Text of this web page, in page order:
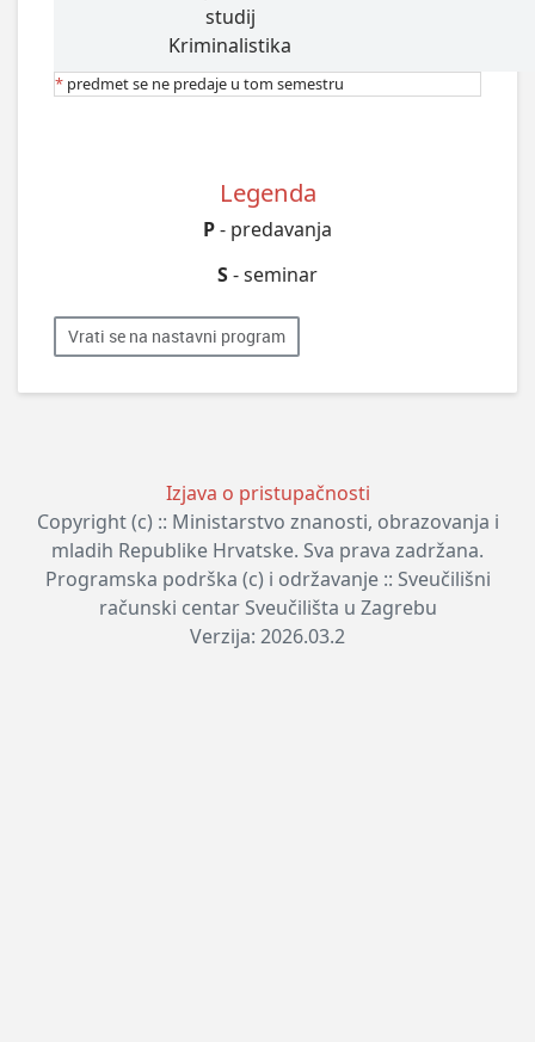
studij
Kriminalistika
* predmet se ne predaje u tom semestru
Legenda
P- predavanja
S- seminar
Vrati se na nastavni program
Izjava o pristupačnosti
Copyright (c) :: Ministarstvo znanosti, obrazovanja i
mladih Republike Hrvatske. Sva prava zadržana.
Programska podrška (c) i održavanje :: Sveučilišni
računski centar Sveučilišta u Zagrebu
Verzija: 2026.03.2